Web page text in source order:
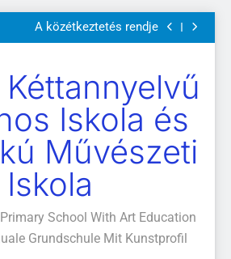
2026. május 04-14.
A közétkeztetés rendje
és ajánlott olvasmányok
2026. május 04-14.
A közétkeztetés rendje
és ajánlott olvasmányok
A Mi Világunk!
Kéttannyelvű
Iskola és
Művészeti
Iskola
School With Art Education
Grundschule Mit Kunstprofil